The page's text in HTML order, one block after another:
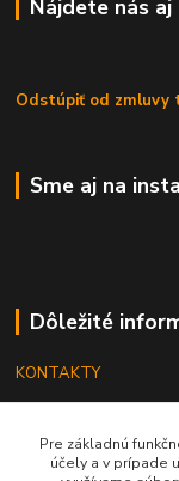
Nájdete nás aj
Odstúpiť od zmluvy
Sme aj na
Dôležité
KONTAKTY
REKLAMÁCIE
Pre základnú
účely a v prípade